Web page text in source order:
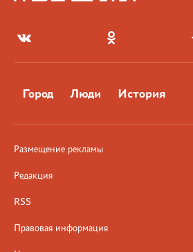
Город Люди История
Размещение рекламы
Редакция
RSS
Правовая информация